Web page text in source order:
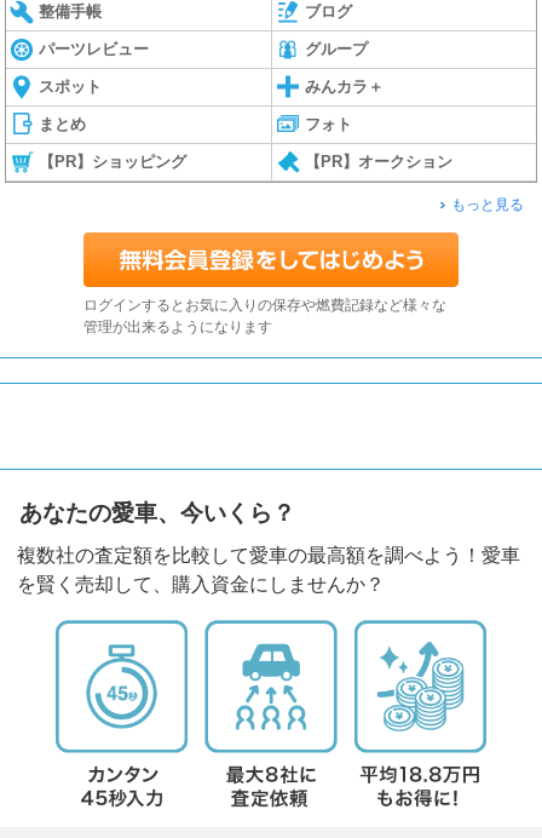
整備手帳 ブログ
パーツレビュー グループ
スポット みんカラ＋
まとめ フォト
【PR】ショッピング 【PR】オークション
もっと見る
ログインするとお気に入りの保存や燃費記録など様々な
管理が出来るようになります
あなたの愛車、今いくら？
複数社の査定額を比較して愛車の最高額を調べよう！愛車
を賢く売却して、購入資金にしませんか？